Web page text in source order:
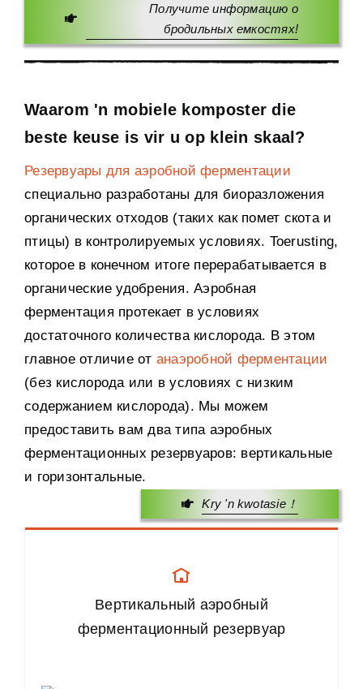
Получите информацию о
бродильных емкостях!
Waarom 'n mobiele komposter die
beste keuse is vir u op klein skaal?
Резервуары для аэробной ферментации
специально разработаны для биоразложения
органических отходов (таких как помет скота и
птицы) в контролируемых условиях. Toerusting,
которое в конечном итоге перерабатывается в
органические удобрения.Аэробная
ферментация протекает в условиях
достаточного количества кислорода. В этом
главное отличие от анаэробной ферментации
(без кислорода или в условиях с низким
содержанием кислорода). Мы можем
предоставить вам два типа аэробных
ферментационных резервуаров: вертикальные
и горизонтальные.
Kry 'n kwotasie！
Вертикальный аэробный
ферментационный резервуар